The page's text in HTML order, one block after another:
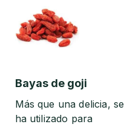
Bayas de goji
Más que una delicia, se
ha utilizado para